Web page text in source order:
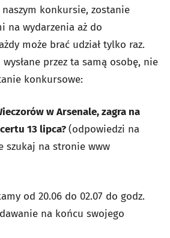
naszym konkursie, zostanie
na wydarzenia aż do
może brać udział tylko raz.
przez ta samą osobę, nie
konkursowe:
w Arsenale, zagra na
13 lipca?(odpowiedzi na
szukaj na stronie www
od 20.06 do 02.07 do godz.
na końcu swojego